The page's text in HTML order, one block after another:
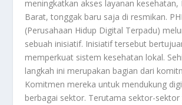
meningkatkan akses layanan
Barat, tonggak baru saja di resmikan.
(Perusahaan Hidup Digital Terpadu)
sebuah inisiatif. Inisiatif tersebut
memperkuat sistem kesehatan lokal.
langkah ini merupakan bagian dari
Komitmen mereka untuk mendukung
berbagai sektor. Terutama sektor-sektor